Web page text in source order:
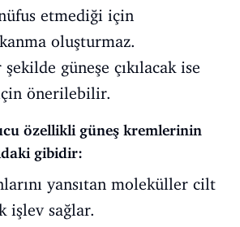
etmediği için
oluşturmaz.
güneşe çıkılacak ise
önerilebilir.
özellikli güneş kremlerinin
gibidir:
yansıtan moleküller cilt
işlev sağlar.